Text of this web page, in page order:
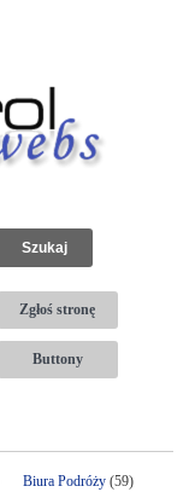
Zgłoś stronę
Buttony
Biura Podróży(59)